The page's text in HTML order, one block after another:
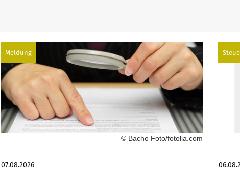
Meldung
© Bacho Foto/fotolia.com
07.08.2026